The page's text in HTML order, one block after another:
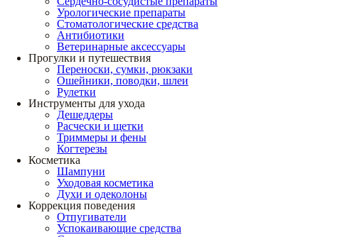
Урологические препараты
Стоматологические средства
Антибиотики
Ветеринарные аксессуары
Прогулки и путешествия
Переноски, сумки, рюкзаки
Ошейники, поводки, шлеи
Рулетки
Инструменты для ухода
Дешеддеры
Расчески и щетки
Триммеры и фены
Когтерезы
Косметика
Шампуни
Уходовая косметика
Духи и одеколоны
Коррекция поведения
Отпугиватели
Успокаивающие средства